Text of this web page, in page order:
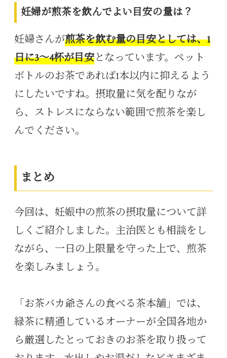
妊婦が煎茶を飲んでよい目安の量は？
妊婦さんが煎茶を飲む量の目安としては、1
日に3〜4杯が目安となっています。ペット
ボトルのお茶であれば1本以内に抑えるよう
にしたいですね。摂取量に気を配りなが
ら、ストレスにならない範囲で煎茶を楽し
んでください。
まとめ
今回は、妊娠中の煎茶の摂取量について詳
しくご紹介しました。主治医とも相談をし
ながら、一日の上限量を守った上で、煎茶
を楽しみましょう。
「お茶バカ爺さんの食べる茶本舗」では、
緑茶に精通しているオーナーが全国各地か
ら厳選したとっておきのお茶を取り扱って